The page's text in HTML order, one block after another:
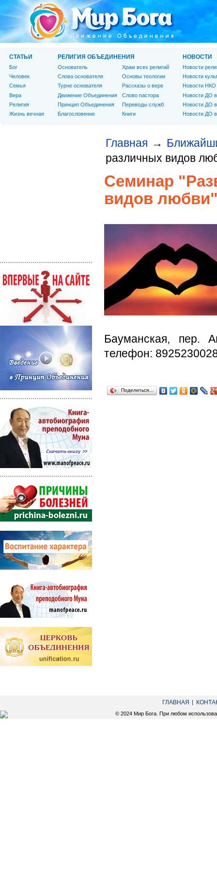
Главная →
различных видов
Семинар
видов
Бауманская, пер.
телефон:
Поделиться…
СТАТЬИ
Бог
Человек
Cемья
Вера
Религия
Жизнь вечная
РЕЛИГИЯ ОБЪЕДИНЕНИЯ
Основатель
Слова основателя
Турне основателя
Движение Объединения
Принцип Объединения
Благословение
Храм всех религий
Основы теологии
Рассказы о вере
Слово пастора
Переводы служб
Книги
НОВОСТИ
Новости
Новости
Новости НКО
Новости ДО
Новости ДО
Новости ДО
ГЛАВНАЯ
© 2024 Мир Бога. При любом